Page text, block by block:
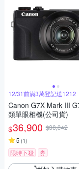
12/31前滿3萬登記送1212
Canon G7X Mark III G7XM3
類單眼相機(公司貨)
$36,900 $38,842
5 (1)
限時下殺 券